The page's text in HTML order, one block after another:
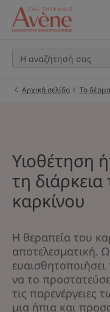
Αρχική σελίδα Το
Υιοθέτηση
τη
καρκίνου
Η θεραπεία του
αποτελεσματική.
να το
τις παρενέργειες
μια ήπια και